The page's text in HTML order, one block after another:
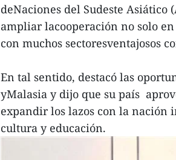
deNaciones del Sudeste
ampliar lacooperación no solo
con muchos sectoresventajosos
En tal sentido, destacó las
yMalasia y dijo que su país
expandir los lazos con la
cultura y educación.